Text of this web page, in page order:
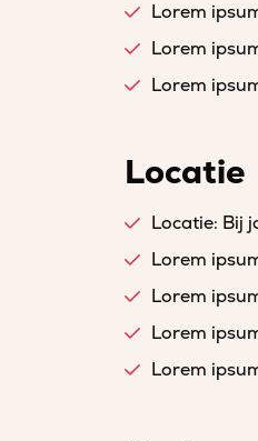
Lorem
Lorem
Lorem
Locatie
Locatie: Bij
Lorem
Lorem
Lorem
Lorem